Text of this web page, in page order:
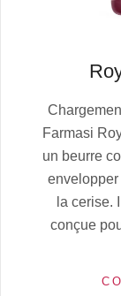
10-
13
Farmasi
un beurre
envelopper
la cerise.
conçue